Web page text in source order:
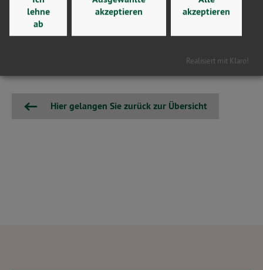
Abschließend betont Meister: „Diese Mittel könnten helfen,
unsere Infrastruktur zu sichern, Kommunen zu stärken und
Sachsen-Anhalt auf die Klimaneutralität vorzubereiten. Wer
und verhindert echte Zukunftsinvestitionen.“
Hier gelangen Sie zurück zur Übersicht
lehne
ab
akzeptieren
akzeptieren
Realisiert mit Klaro!